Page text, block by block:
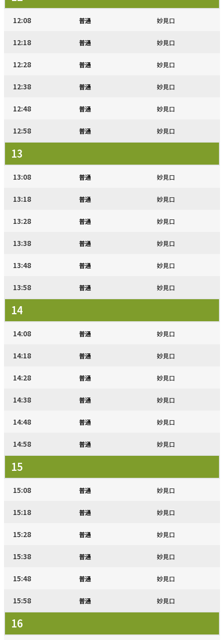
12:08 普通 妙見口
12:18 普通 妙見口
12:28 普通 妙見口
12:38 普通 妙見口
12:48 普通 妙見口
12:58 普通 妙見口
13
13:08 普通 妙見口
13:18 普通 妙見口
13:28 普通 妙見口
13:38 普通 妙見口
13:48 普通 妙見口
13:58 普通 妙見口
14
14:08 普通 妙見口
14:18 普通 妙見口
14:28 普通 妙見口
14:38 普通 妙見口
14:48 普通 妙見口
14:58 普通 妙見口
15
15:08 普通 妙見口
15:18 普通 妙見口
15:28 普通 妙見口
15:38 普通 妙見口
15:48 普通 妙見口
15:58 普通 妙見口
16